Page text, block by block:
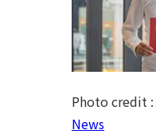
Photo credit :
News